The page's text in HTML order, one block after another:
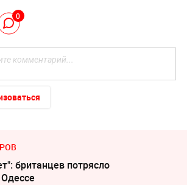
0
британцев потрясло